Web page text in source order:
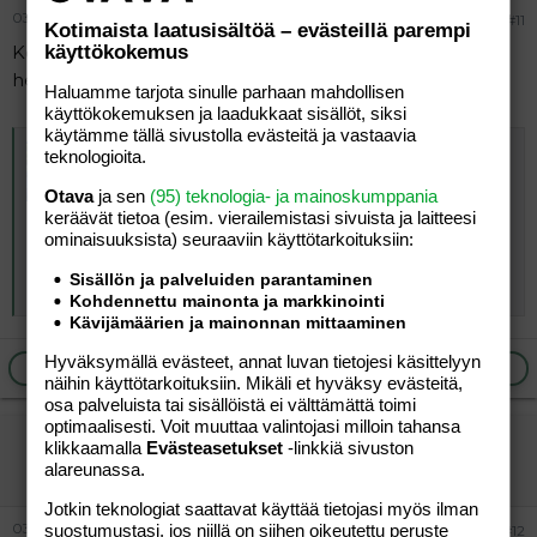
03.06.2026 #11
Konsta onkin varattu! Olisi kyllä ollut unelmavävy, niin
herttainen ja taitava sekä tuleva miljonääri
Tässä hän on - Konsta Helenius ja somesta tuttu upea blondikaunotar viihtyvät yhdessä
somevaikuttaja Pinja Koivuniemi, joka keskittyy
tarjoamaan seuraajilleen elämäntapaan ja kauneuteen
liittyvää sisältöä, olisi vallannut kultapoikamme Konsta
Heleniuksen sydämen. Jodel voi hyvinkin olla oikeassa,
sillä nyt kuvaan astuu Uuno-median...
www.como.fi
Vastaa
Ilmoita asiaton viesti
vierailija
Vieras
03.06.2026 #12
Kotimaista laatusisältöä – evästeillä parempi
käyttökokemus
Haluamme tarjota sinulle parhaan mahdollisen
käyttökokemuksen ja laadukkaat sisällöt, siksi
käytämme tällä sivustolla evästeitä ja vastaavia
teknologioita.
Otavaja sen (95) teknologia- ja mainoskumppania
keräävät tietoa (esim. vierailemis­tasi sivuista ja laitteesi
ominaisuuk­sista) seuraaviin käyttötarkoituksiin:
Sisällön ja palveluiden parantaminen
Kohdennettu mainonta ja markkinointi
Kävijämäärien ja mainonnan mittaaminen
Hyväksymällä evästeet, annat luvan tietojesi käsittelyyn
näihin käyttötarkoituksiin. Mikäli et hyväksy evästeitä,
osa palveluista tai sisällöistä ei välttämättä toimi
optimaalisesti. Voit muuttaa valintojasi milloin tahansa
klikkaamalla Evästeasetukset -linkkiä sivuston
alareunassa.
Jotkin teknologiat saattavat käyttää tietojasi myös ilman
suostumustasi, jos niillä on siihen oikeutettu peruste